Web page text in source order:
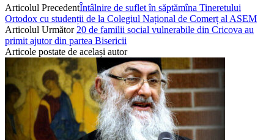
Articolul PrecedentÎntâlnire de suflet în săptămîna Tineretului
Ortodox cu studenții de la Colegiul Național de Comerț al ASEM
Articolul Următor 20 de familii social vulnerabile din Cricova au
primit ajutor din partea Bisericii
Articole postate de același autor